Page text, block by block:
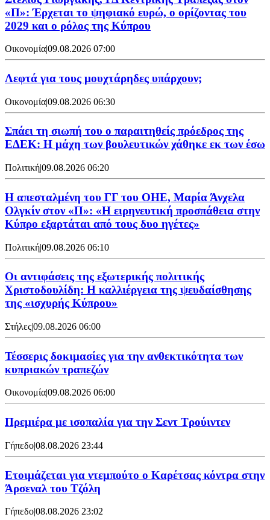
«Π»: Έρχεται το ψηφιακό ευρώ, ο ορίζοντας του
2029 και ο ρόλος της Κύπρου
Οικονομία|09.08.2026 07:00
Λεφτά για τους μουχτάρηδες υπάρχουν;
Οικονομία|09.08.2026 06:30
Σπάει τη σιωπή του ο παραιτηθείς πρόεδρος της
ΕΔΕΚ: Η μάχη των βουλευτικών χάθηκε εκ των έσω
Πολιτική|09.08.2026 06:20
Η απεσταλμένη του ΓΓ του ΟΗΕ, Μαρία Άνχελα
Ολγκίν στον «Π»: «Η ειρηνευτική προσπάθεια στην
Κύπρο εξαρτάται από τους δυο ηγέτες»
Πολιτική|09.08.2026 06:10
Οι αντιφάσεις της εξωτερικής πολιτικής
Χριστοδουλίδη: Η καλλιέργεια της ψευδαίσθησης
της «ισχυρής Κύπρου»
Στήλες|09.08.2026 06:00
Τέσσερις δοκιμασίες για την ανθεκτικότητα των
κυπριακών τραπεζών
Οικονομία|09.08.2026 06:00
Πρεμιέρα με ισοπαλία για την Σεντ Τρούιντεν
Γήπεδο|08.08.2026 23:44
Ετοιμάζεται για ντεμπούτο ο Καρέτσας κόντρα στην
Άρσεναλ του Τζόλη
Γήπεδο|08.08.2026 23:02